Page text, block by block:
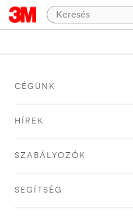
CÉGÜNK
HÍREK
SZABÁLYOZÓK
SEGÍTSÉG